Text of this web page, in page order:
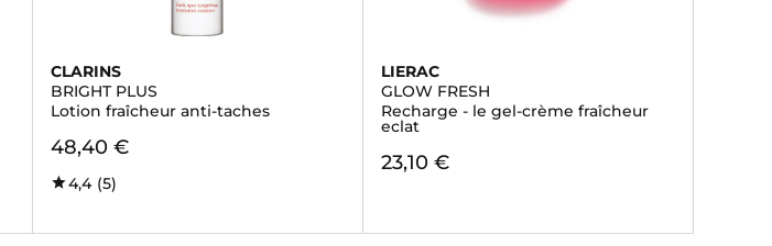
CLARINS
BRIGHT PLUS
Lotion fraîcheur anti-taches
48,40 €
4,4 (5)
LIERAC
GLOW FRESH
Recharge - le gel-crème fraîcheur
eclat
23,10 €